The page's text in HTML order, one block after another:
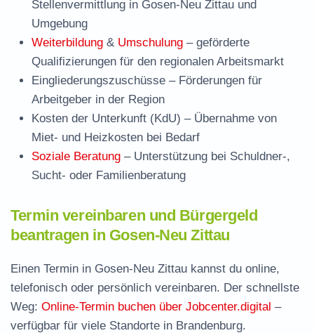
Stellenvermittlung in Gosen-Neu Zittau und
Umgebung
Weiterbildung & Umschulung – geförderte
Qualifizierungen für den regionalen Arbeitsmarkt
Eingliederungszuschüsse – Förderungen für
Arbeitgeber in der Region
Kosten der Unterkunft (KdU) – Übernahme von
Miet- und Heizkosten bei Bedarf
Soziale Beratung – Unterstützung bei Schuldner-,
Sucht- oder Familienberatung
Termin vereinbaren und Bürgergeld
beantragen in Gosen-Neu Zittau
Einen Termin in Gosen-Neu Zittau kannst du online,
telefonisch oder persönlich vereinbaren. Der schnellste
Weg: Online-Termin buchen über Jobcenter.digital –
verfügbar für viele Standorte in Brandenburg.